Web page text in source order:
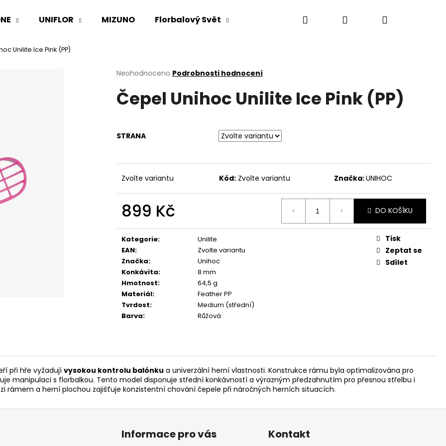
UNIFLOR MIZUNO Florbalový Svět Hledat PřihlášeníNákupní
Unilite Ice Pink (PP)
Průměrné
produktu
je
hvězdiček.
Neohodnoceno Podrobnosti hodnocení
Čepel Unihoc Unilite Ice Pink (PP)
STRANA
Zvolte variantu Kód: Zvolte variantu Značka:UNIHOC
899 Kč
cena:
DO KOŠÍKU
Kategorie:
Unilite
EAN:
Zvolte variantu
Značka:
Unihoc
Konkávita:
8 mm
Hmotnost:
64,5 g
Materiál:
Feather PP
Tvrdost:
Medium (střední)
Barva: Růžová
Tisk
Zeptat se
Sdílet
při hře vyžadují vysokou kontrolu balónku a univerzální herní vlastnosti. Konstrukce rámu byla optimalizována pro
manipulaci s florbalkou. Tento model disponuje střední konkávností a výrazným předzahnutím pro přesnou střelbu i
rámem a herní plochou zajišťuje konzistentní chování čepele při náročných herních situacích.
Co potřebujete najít?
HLEDAT
Informace pro vás Kontakt